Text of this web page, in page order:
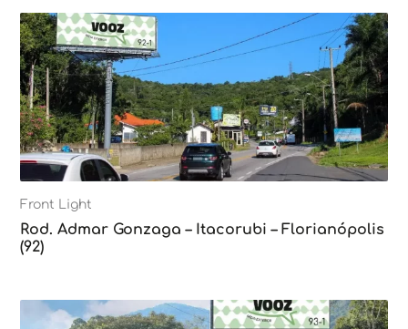
Front Light
Rod. Admar Gonzaga – Itacorubi – Florianópolis
(92)